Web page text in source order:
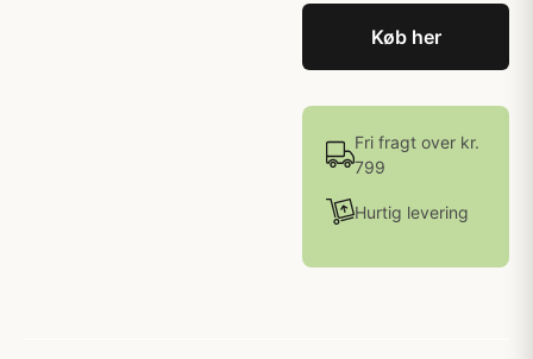
Køb her
Fri fragt over kr.
799
Hurtig levering